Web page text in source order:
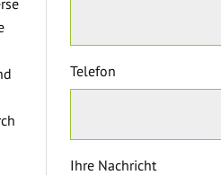
Telefon
Ihre Nachricht